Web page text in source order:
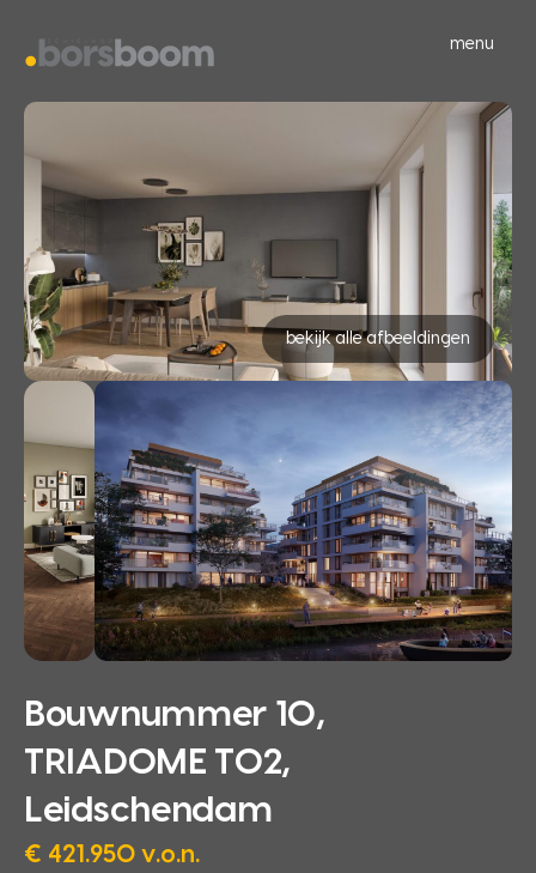
menu
bekijk alle afbeeldingen
Bouwnummer 10,
TRIADOME T02,
Leidschendam
€ 421.950 v.o.n.